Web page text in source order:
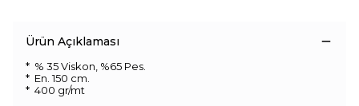
Ürün Açıklaması
* % 35 Viskon, %65 Pes.
* En. 150 cm.
* 400 gr/mt